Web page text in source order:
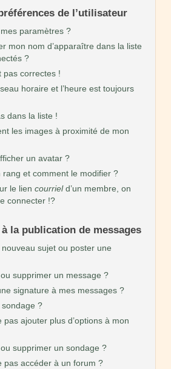
de l’utilisateur
paramètres ?
mon nom d’apparaître dans la liste
?
pas correctes !
horaire et l’heure est toujours
dans la liste !
les images à proximité de mon
un avatar ?
rang et comment le modifier ?
le lien courrield’un membre, on
connecter !?
la publication de messages
sujet ou poster une
supprimer un message ?
signature à mes messages ?
?
pas ajouter plus d’options à mon
supprimer un sondage ?
pas accéder à un forum ?